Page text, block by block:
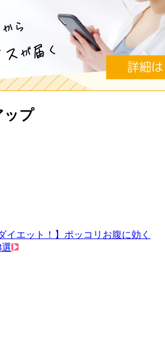
ップ
イエット！】ポッコリお腹に効く
選